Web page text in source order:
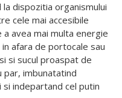
dispozitia organismului
cele mai accesibile
avea mai multa energie
afara de portocale sau
si sucul proaspat de
par, imbunatatind
si indepartand cel putin